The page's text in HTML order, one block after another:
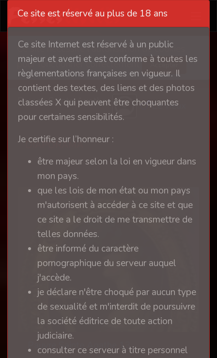
Ce site nécessite l'autorisation de cookies
pour fonctionner correctement
Accepter
Pauvre Sainte Agathe Le vieux
DIAPORAMA
Pauvre Sainte Agathe 13
Ce site est réservé au plus de 18 ans
Ce site Internet est réservé à un public
majeur et averti et est conforme à toutes les
règlementations françaises en vigueur. Il
contient des textes, des liens et des photos
classées X qui peuvent être choquantes
pour certaines sensibilités.
Je certifie sur l’honneur :
être majeur selon la loi en vigueur dans
mon pays.
que les lois de mon état ou mon pays
m'autorisent à accéder à ce site et que
ce site a le droit de me transmettre de
telles données.
être informé du caractère
pornographique du serveur auquel
j'accède.
je déclare n'être choqué par aucun type
de sexualité et m'interdit de poursuivre
la société éditrice de toute action
judiciaire.
consulter ce serveur à titre personnel